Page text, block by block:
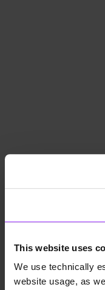
This website uses
We use technically
website usage, as